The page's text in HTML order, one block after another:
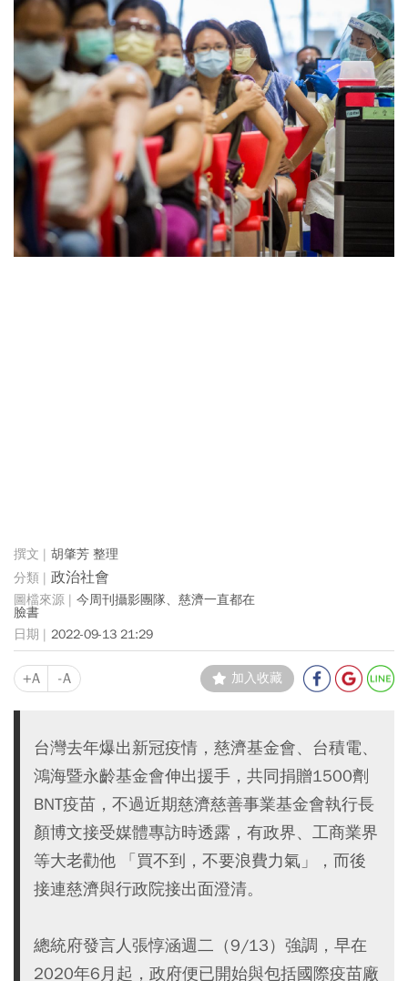
胡肇芳 整理
政治社會
今周刊攝影團隊、慈濟一直都在
臉書
2022-09-13 21:29
+A -A 加入收藏
台灣去年爆出新冠疫情，慈濟基金會、台積電、
鴻海暨永齡基金會伸出援手，共同捐贈1500劑
BNT疫苗，不過近期慈濟慈善事業基金會執行長
顏博文接受媒體專訪時透露，有政界、工商業界
等大老勸他 「買不到，不要浪費力氣」，而後
接連慈濟與行政院接出面澄清。
總統府發言人張惇涵週二（9/13）強調，早在
2020年6月起，政府便已開始與包括國際疫苗廠